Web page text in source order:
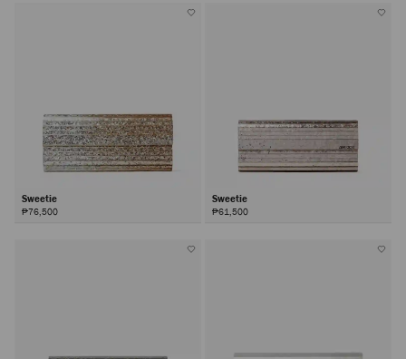
Sweetie
₱76,500
Sweetie
₱61,500